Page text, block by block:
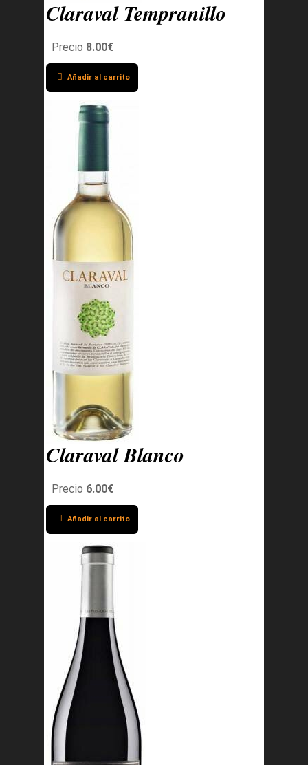
Claraval Tempranillo
Precio 8.00€
Añadir al carrito
Claraval Blanco
Precio 6.00€
Añadir al carrito